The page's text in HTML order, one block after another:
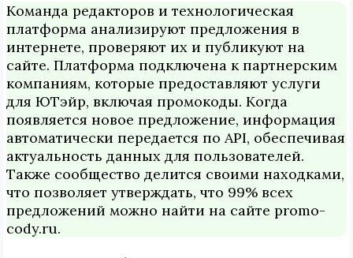
Команда редакторов и технологическая
платформа анализируют предложения в
интернете, проверяют их и публикуют на
сайте. Платформа подключена к партнерским
компаниям, которые предоставляют услуги
для ЮТэйр, включая промокоды. Когда
появляется новое предложение, информация
автоматически передается по API, обеспечивая
актуальность данных для пользователей.
Также сообщество делится своими находками,
что позволяет утверждать, что 99% всех
предложений можно найти на сайте promo-
cody.ru.